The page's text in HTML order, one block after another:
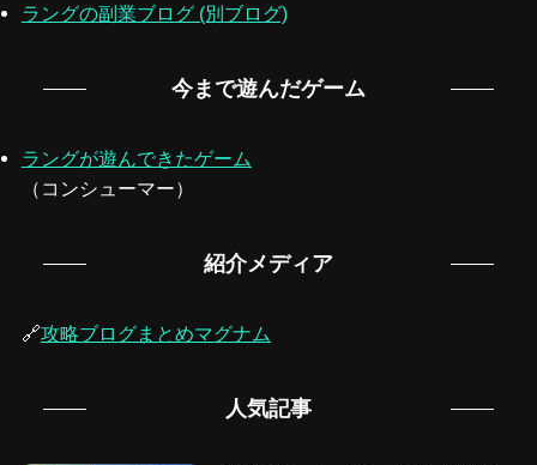
ラングの副業ブログ (別ブログ)
今まで遊んだゲーム
ラングが遊んできたゲーム
（コンシューマー）
紹介メディア
🔗攻略ブログまとめマグナム
人気記事